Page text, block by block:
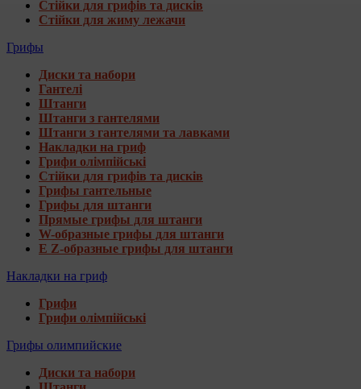
Стійки для грифів та дисків
Стійки для жиму лежачи
Грифы
Диски та набори
Гантелі
Штанги
Штанги з гантелями
Штанги з гантелями та лавками
Накладки на гриф
Грифи олімпійські
Стійки для грифів та дисків
Грифы гантельные
Грифы для штанги
Прямые грифы для штанги
W-образные грифы для штанги
E Z-образные грифы для штанги
Накладки на гриф
Грифи
Грифи олімпійські
Грифы олимпийские
Диски та набори